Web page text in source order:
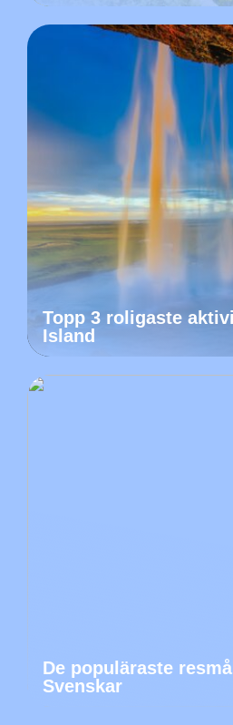
Topp 3 roligaste
Island
De populäraste
Svenskar